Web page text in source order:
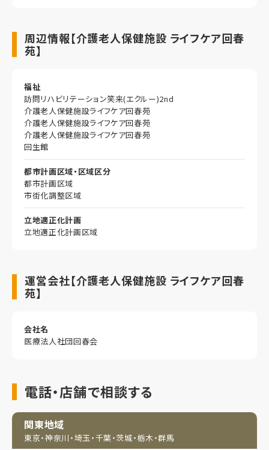
周辺情報【介護老人保健施設 ライフケア回春
苑】
福祉
訪問リハビリテーション笑来(エクルー)2nd
介護老人保健施設ライフケア回春苑
介護老人保健施設ライフケア回春苑
介護老人保健施設ライフケア回春苑
回生館
都市計画区域・区域区分
都市計画区域
市街化調整区域
立地適正化計画
立地適正化計画区域
運営会社【介護老人保健施設 ライフケア回春
苑】
会社名
医療法人社団回春会
電話・店舗で相談する
関東地域
東京・神奈川・埼玉・千葉・茨城・栃木・群馬